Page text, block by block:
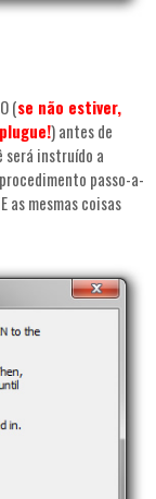
(se não estiver,
) antes de
será instruído a
passo-a-
as mesmas coisas